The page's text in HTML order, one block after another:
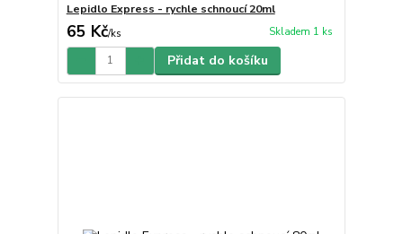
Lepidlo Express - rychle schnoucí 20ml
65 Kč/ks Skladem 1 ks
Přidat do košíku